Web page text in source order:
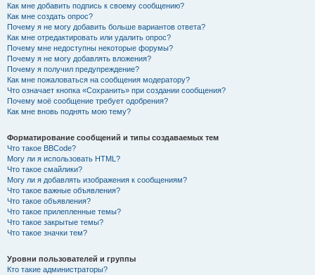
Как мне добавить подпись к своему сообщению?
Как мне создать опрос?
Почему я не могу добавить больше вариантов ответа?
Как мне отредактировать или удалить опрос?
Почему мне недоступны некоторые форумы?
Почему я не могу добавлять вложения?
Почему я получил предупреждение?
Как мне пожаловаться на сообщения модератору?
Что означает кнопка «Сохранить» при создании сообщения?
Почему моё сообщение требует одобрения?
Как мне вновь поднять мою тему?
Форматирование сообщений и типы создаваемых тем
Что такое BBCode?
Могу ли я использовать HTML?
Что такое смайлики?
Могу ли я добавлять изображения к сообщениям?
Что такое важные объявления?
Что такое объявления?
Что такое прилепленные темы?
Что такое закрытые темы?
Что такое значки тем?
Уровни пользователей и группы
Кто такие администраторы?